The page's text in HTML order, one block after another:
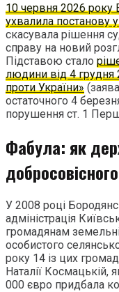
10 червня 2026 року
ухвалила постанову
скасувала рішення
справу на новий
Підставою стало
людини від 4 грудня
проти України»
остаточного 4
порушення ст. 1
Фабула: як
У 2008 році
адміністрація
громадянам
особистого
року 14 із цих
Наталії Космацькій,
000 євро придбала